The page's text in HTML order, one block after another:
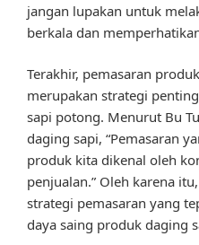
jangan lupakan untuk
berkala dan
Terakhir, pemasaran
merupakan strategi
sapi potong. Menurut Bu
daging sapi, “Pemasaran
produk kita dikenal oleh
penjualan.” Oleh karena
strategi pemasaran yang
daya saing produk daging